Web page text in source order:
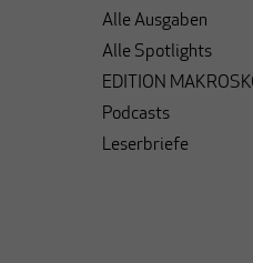
Alle Ausgaben
Alle Spotlights
EDITION
Podcasts
Leserbriefe